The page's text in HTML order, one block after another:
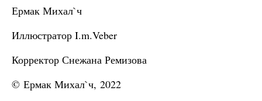
Ермак Михал`ч
Иллюстратор I.m.Veber
Корректор Снежана Ремизова
© Ермак Михал`ч, 2022